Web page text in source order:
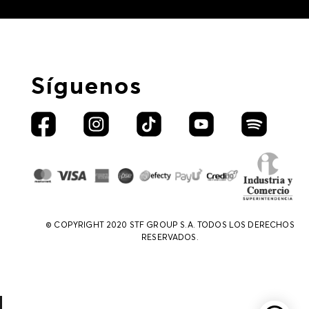
Síguenos
© COPYRIGHT 2020 STF GROUP S.A. TODOS LOS DERECHOS
RESERVADOS.